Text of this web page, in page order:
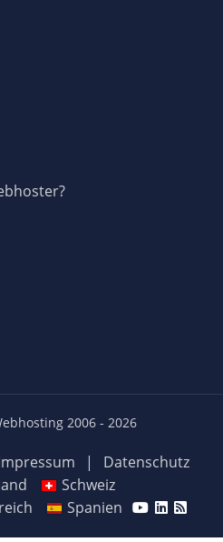
2006 - 2026
|
Datenschutz
Schweiz
Spanien